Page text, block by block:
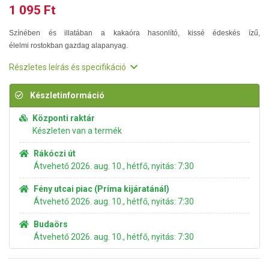
1 095 Ft
Színében és illatában a kakaóra hasonlító, kissé édeskés ízű,
élelmi rostokban gazdag alapanyag.
Részletes leírás és specifikáció
Készletinformáció
Központi raktár
Készleten van a termék
Rákóczi út
Átvehető 2026. aug. 10., hétfő, nyitás: 7:30
Fény utcai piac (Príma kijáratánál)
Átvehető 2026. aug. 10., hétfő, nyitás: 7:30
Budaörs
Átvehető 2026. aug. 10., hétfő, nyitás: 7:30